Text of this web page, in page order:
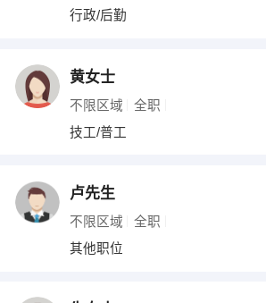
行政/后勤
黄女士
不限区域 全职
技工/普工
卢先生
不限区域 全职
其他职位